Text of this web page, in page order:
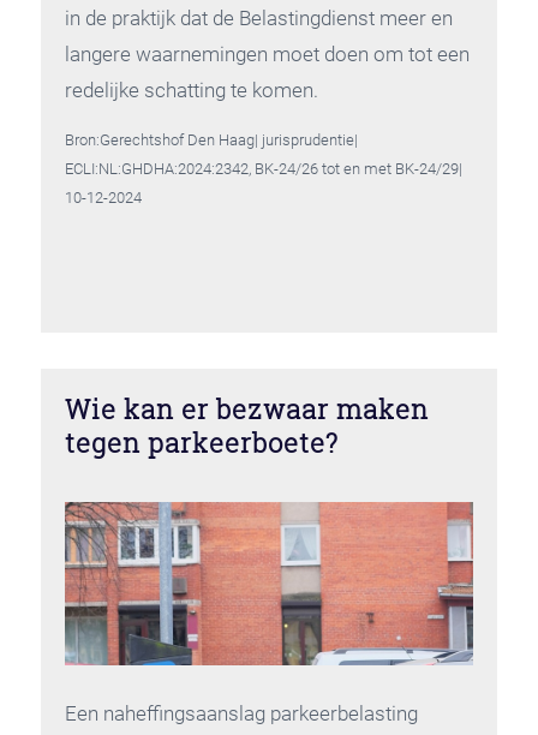
in de praktijk dat de Belastingdienst meer en
langere waarnemingen moet doen om tot een
redelijke schatting te komen.
Bron:Gerechtshof Den Haag| jurisprudentie|
ECLI:NL:GHDHA:2024:2342, BK-24/26 tot en met BK-24/29|
10-12-2024
Wie kan er bezwaar maken
tegen parkeerboete?
Een naheffingsaanslag parkeerbelasting